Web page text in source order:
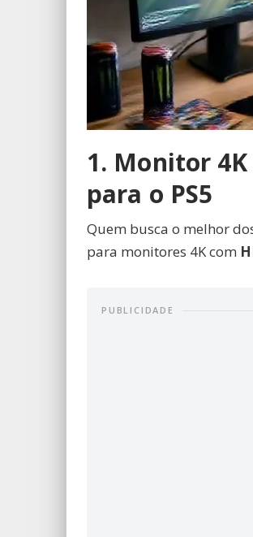
1. Monitor
para o PS5
Quem busca o melhor
para monitores 4K com
PUBLICIDADE